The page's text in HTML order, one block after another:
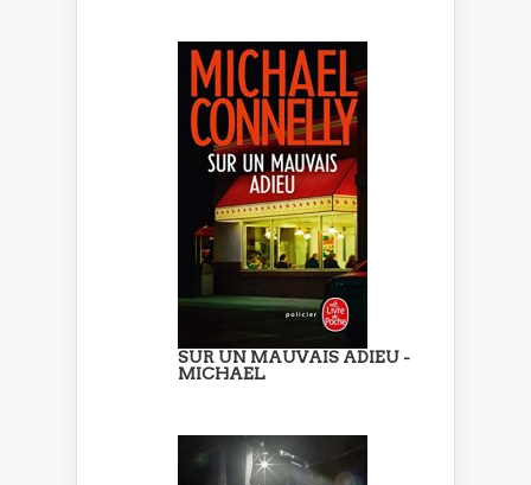
SUR UN MAUVAIS ADIEU -
MICHAEL